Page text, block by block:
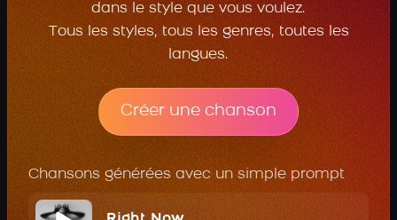
dans le style que vous voulez.
Tous les styles, tous les genres, toutes les
langues.
Créer une chanson
Chansons générées avec un simple prompt